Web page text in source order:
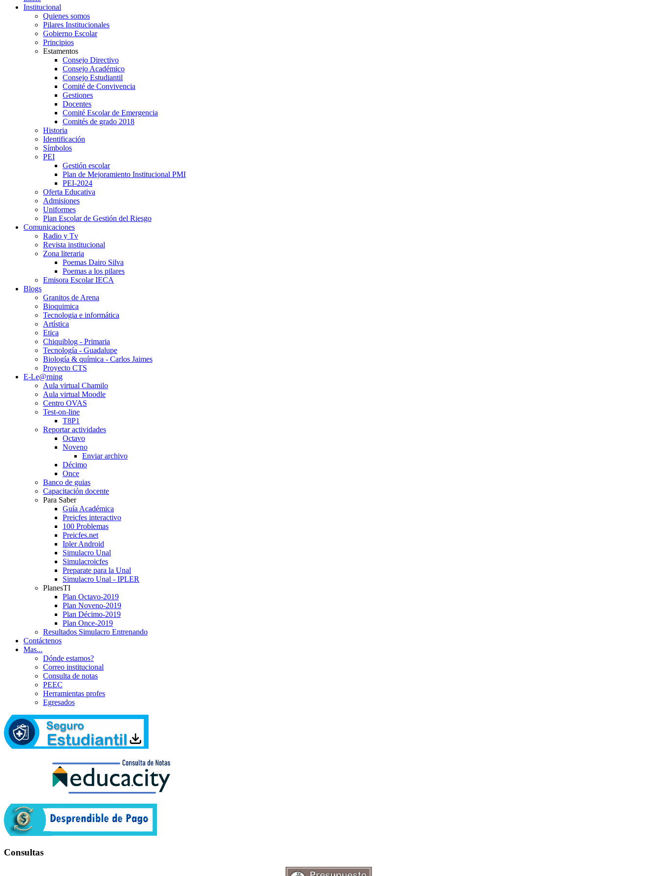
Institucional
Quienes somos
Pilares Institucionales
Gobierno Escolar
Principios
Estamentos
Consejo Directivo
Consejo Académico
Consejo Estudiantil
Comité de Convivencia
Gestiones
Docentes
Comité Escolar de Emergencia
Comités de grado 2018
Historia
Identificación
Símbolos
PEI
Gestión escolar
Plan de Mejoramiento Institucional PMI
PEI-2024
Oferta Educativa
Admisiones
Uniformes
Plan Escolar de Gestión del Riesgo
Comunicaciones
Radio y Tv
Revista institucional
Zona literaria
Poemas Dairo Silva
Poemas a los pilares
Emisora Escolar IECA
Blogs
Granitos de Arena
Bioquimica
Tecnologia e informática
Artística
Etica
Chiquiblog - Primaria
Tecnología - Guadalupe
Biología & química - Carlos Jaimes
Proyecto CTS
E-Le@rning
Aula virtual Chamilo
Aula virtual Moodle
Centro OVAS
Test-on-line
T8P1
Reportar actividades
Octavo
Noveno
Enviar archivo
Décimo
Once
Banco de guias
Capacitación docente
Para Saber
Guía Académica
Preicfes interactivo
100 Problemas
Preicfes.net
Ipler Android
Simulacro Unal
Simulacroicfes
Preparate para la Unal
Simulacro Unal - IPLER
PlanesTI
Plan Octavo-2019
Plan Noveno-2019
Plan Décimo-2019
Plan Once-2019
Resultados Simulacro Entrenando
Contáctenos
Mas...
Dónde estamos?
Correo institucional
Consulta de notas
PEEC
Herramientas profes
Egresados
Consultas